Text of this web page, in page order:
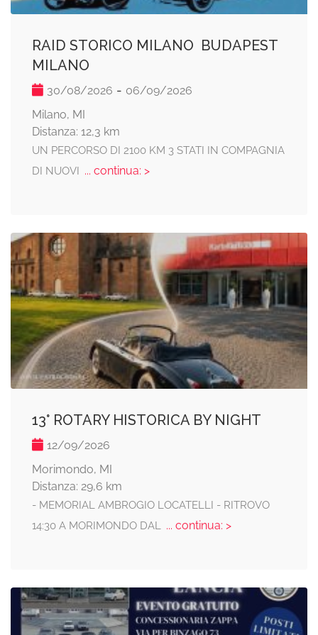
RAID STORICO MILANO  BUDAPEST 
MILANO
30/08/2026 - 06/09/2026
Milano, MI
Distanza: 12,3 km
UN PERCORSO DI 2100 KM 3 STATI IN COMPAGNIA
DI NUOVI ... continua: >
13° ROTARY HISTORICA BY NIGHT
12/09/2026
Morimondo, MI
Distanza: 29,6 km
- MEMORIAL AMBROGIO LOCATELLI - RITROVO
14:30 A MORIMONDO DAL ... continua: >